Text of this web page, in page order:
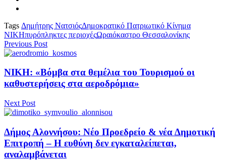
Tags Δημήτρης ΝατσιόςΔημοκρατικό Πατριωτικό Κίνημα
ΝΙΚΗπυρόπληκτες περιοχέςΩραιόκαστρο Θεσσαλονίκης
Previous Post
ΝΙΚΗ: «Βόμβα στα θεμέλια του Τουρισμού οι
καθυστερήσεις στα αεροδρόμια»
Next Post
Δήμος Αλοννήσου: Νέο Προεδρείο & νέα Δημοτική
Επιτροπή – Η ευθύνη δεν εγκαταλείπεται,
αναλαμβάνεται